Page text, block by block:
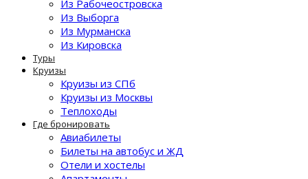
Из Рабочеостровска
Из Выборга
Из Мурманска
Из Кировска
Туры
Круизы
Круизы из СПб
Круизы из Москвы
Теплоходы
Где бронировать
Авиабилеты
Билеты на автобус и ЖД
Отели и хостелы